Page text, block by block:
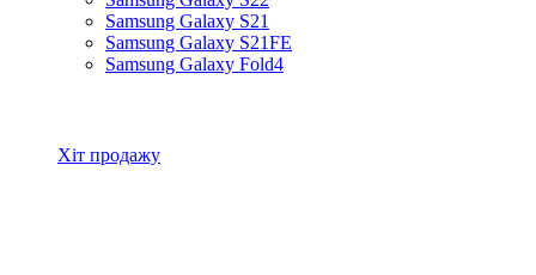
Samsung Galaxy S21
Samsung Galaxy S21FE
Samsung Galaxy Fold4
Хіт продажу